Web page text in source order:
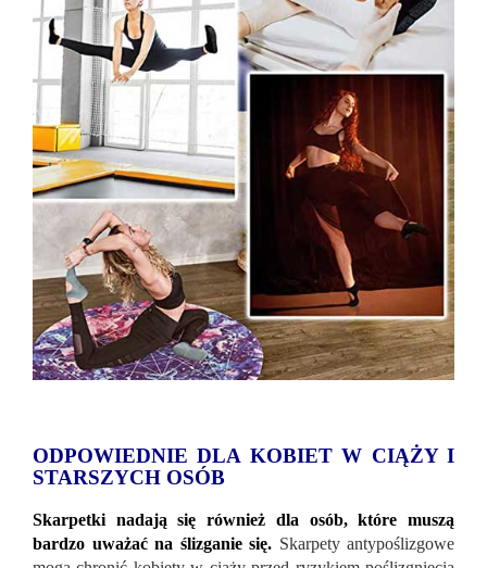
ODPOWIEDNIE DLA KOBIET W CIĄŻY I
STARSZYCH OSÓB
Skarpetki nadają się również dla osób, które muszą
bardzo uważać na ślizganie się. Skarpety antypoślizgowe